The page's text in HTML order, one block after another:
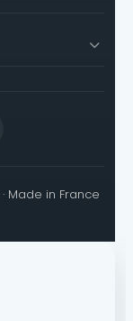
· Made in France